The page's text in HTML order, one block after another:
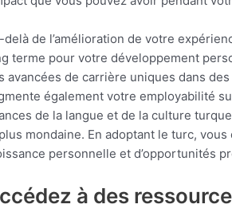
delà de l’amélioration de votre
terme pour votre développement
avancées de carrière uniques dans
également votre employabilité
de la langue et de la culture
mondaine. En adoptant le turc,
personnelle et d’opportunités
à des